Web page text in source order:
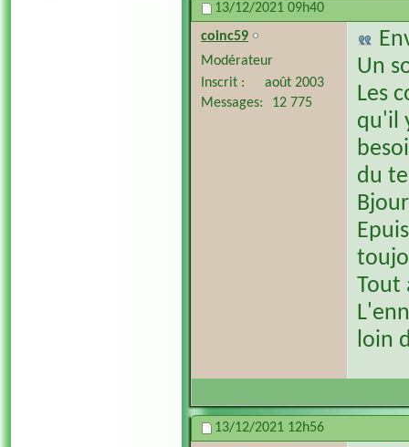
13/12/2021 09h40
coinc59
Modérateur
Inscrit
août 2003
Messages
12 775
Un
Les
qu'il
du
Tout
loin
13/12/2021 12h56